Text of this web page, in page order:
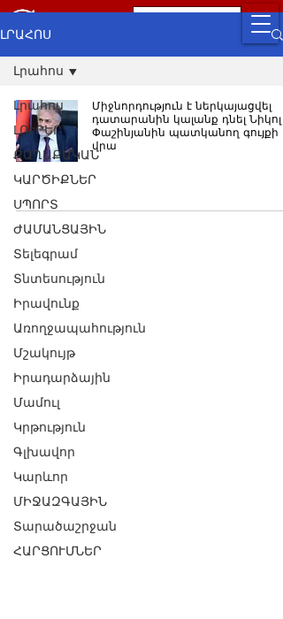
ԼՐԱՀՈՍ
Լրահոս
ԼՈՒՐԵՐ
ՔԱՂԱՔԱԿԱՆ
ԿԱՐԾԻՔՆԵՐ
ՍՊՈՐՏ
ԺԱՄԱՆՑԱՅԻՆ
Տելեգրամ
Տնտեսություն
Իրավունք
Առողջապահություն
Մշակույթ
Իրադարձային
Մամուլ
Կրթություն
Գլխավոր
Կարևոր
ՄԻՋԱԶԳԱՅԻՆ
Տարածաշրջան
ՀԱՐՑՈՒՄՆԵՐ
Լրահոս
Միջնորդություն է ներկայացվել
դատարանին կալանք դնել Նիկոլ
Փաշինյանին պատկանող գույքի
վրա